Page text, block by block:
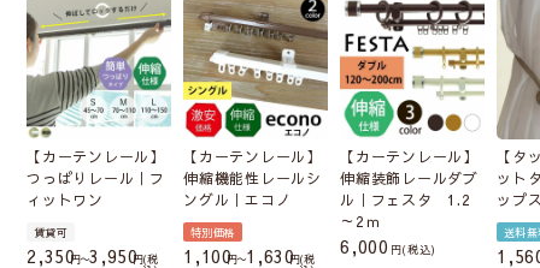
【カーテンレール】
つっぱりレール｜フ
ィットワン
賃貸可
2,350 〜3,950 税
【カーテンレール】
伸縮機能性レールシ
ングル｜エコノ
特別価格
1,100 〜1,630 税
【カーテンレール】
伸縮装飾レールダブ
ル｜フェスタ 1.2
～2ｍ
6,000 税込
【タ
ット
ップ
送料無